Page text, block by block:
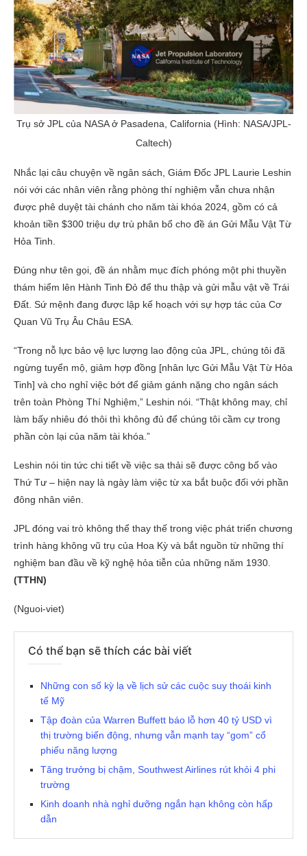
Trụ sở JPL của NASA ở Pasadena, California (Hình: NASA/JPL-
Caltech)
Nhắc lại câu chuyện về ngân sách, Giám Đốc JPL Laurie Leshin
nói với các nhân viên rằng phòng thí nghiệm vẫn chưa nhận
được phê duyệt tài chánh cho năm tài khóa 2024, gồm có cả
khoản tiền $300 triệu dự trù phân bổ cho đề án Gửi Mẫu Vật Từ
Hỏa Tinh.
Đúng như tên gọi, đề án nhằm mục đích phóng một phi thuyền
thám hiểm lên Hành Tinh Đỏ để thu thập và gửi mẫu vật về Trái
Đất. Sứ mệnh đang được lập kế hoạch với sự hợp tác của Cơ
Quan Vũ Trụ Âu Châu ESA.
“Trong nỗ lực bảo vệ lực lượng lao động của JPL, chúng tôi đã
ngừng tuyển mộ, giảm hợp đồng [nhân lực Gửi Mẫu Vật Từ Hỏa
Tinh] và cho nghỉ việc bớt để giảm gánh nặng cho ngân sách
trên toàn Phòng Thí Nghiệm,” Leshin nói. “Thật không may, chỉ
làm bấy nhiêu đó thôi thì không đủ để chúng tôi cầm cự trong
phần còn lại của năm tài khóa.”
Leshin nói tin tức chi tiết về việc sa thải sẽ được công bố vào
Thứ Tư – hiện nay là ngày làm việc từ xa bắt buộc đối với phần
đông nhân viên.
JPL đóng vai trò không thể thay thế trong việc phát triển chương
trình hàng không vũ trụ của Hoa Kỳ và bắt nguồn từ những thí
nghiệm ban đầu về kỹ nghệ hỏa tiễn của những năm 1930.
(TTHN)
(Nguoi-viet)
Có thể bạn sẽ thích các bài viết
Những con số kỳ lạ về lịch sử các cuộc suy thoái kinh
tế Mỹ
Tập đoàn của Warren Buffett báo lỗ hơn 40 tỷ USD vì
thị trường biến động, nhưng vẫn mạnh tay “gom” cổ
phiếu năng lượng
Tăng trưởng bị chậm, Southwest Airlines rút khỏi 4 phi
trường
Kinh doanh nhà nghỉ dưỡng ngắn hạn không còn hấp
dẫn